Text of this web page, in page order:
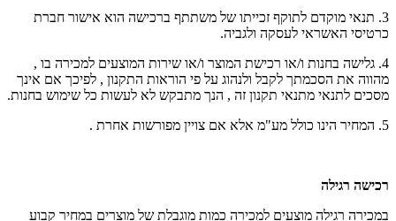
3. תנאי מוקדם לתוקף זכייתו של משתתף ברכישה הוא אישור חברת
כרטיסי האשראי לעסקה ולגביה.
4. גלישה בחנות ו/או רכישת המוצר ו/או שירות המוצעים למכירה בו ,
מהווה את הסכמתך לקבל ולנהוג על פי הוראות התקנון , לפיכך אם אינך
מסכים לתנאי מתנאי תקנון זה , הנך מתבקש לא לעשות כל שימוש בחנות.
5. המחיר הינו כולל מע"מ אלא אם צויין מפורשות אחרת .
רכישה רגילה
במכירה רגילה מוצעים למכירה כמות מוגבלת של מוצרים במחיר קבוע